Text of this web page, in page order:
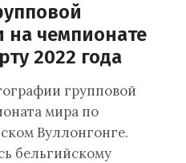
на чемпионате
2022 года
групповой
мира по
Вуллонгонге.
бельгийскому